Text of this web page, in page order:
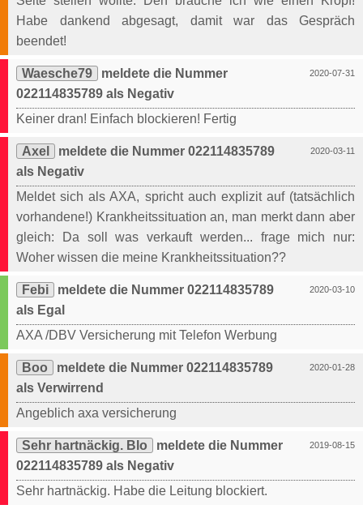
Habe dankend abgesagt, damit war das Gespräch
beendet!
2020-07-31
Waesche79
meldete die Nummer
022114835789 als Negativ
Keiner dran! Einfach blockieren! Fertig
2020-03-11
Axel
meldete die Nummer 022114835789
als Negativ
Meldet sich als AXA, spricht auch explizit auf (tatsächlich
vorhandene!) Krankheitssituation an, man merkt dann aber
gleich: Da soll was verkauft werden... frage mich nur:
Woher wissen die meine Krankheitssituation??
2020-03-10
Febi
meldete die Nummer 022114835789
als Egal
AXA /DBV Versicherung mit Telefon Werbung
2020-01-28
Boo
meldete die Nummer 022114835789
als Verwirrend
Angeblich axa versicherung
2019-08-15
Sehr hartnäckig. Blo
meldete die Nummer
022114835789 als Negativ
Sehr hartnäckig. Habe die Leitung blockiert.